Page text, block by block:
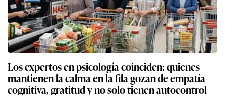
Los expertos en psicología coinciden: quienes
mantienen la calma en la fila gozan de empatía
cognitiva, gratitud y no solo tienen autocontrol